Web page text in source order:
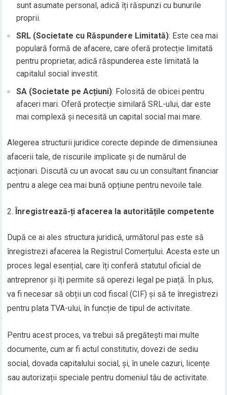
sunt asumate personal, adică îți răspunzi cu bunurile
proprii.
SRL (Societate cu Răspundere Limitată): Este cea mai
populară formă de afacere, care oferă protecție limitată
pentru proprietar, adică răspunderea este limitată la
capitalul social investit.
SA (Societate pe Acțiuni): Folosită de obicei pentru
afaceri mari. Oferă protecție similară SRL-ului, dar este
mai complexă și necesită un capital social mai mare.
Alegerea structurii juridice corecte depinde de dimensiunea
afacerii tale, de riscurile implicate și de numărul de
acționari. Discută cu un avocat sau cu un consultant financiar
pentru a alege cea mai bună opțiune pentru nevoile tale.
Înregistrează-ți afacerea la autoritățile competente
După ce ai ales structura juridică, următorul pas este să
înregistrezi afacerea la Registrul Comerțului. Acesta este un
proces legal esențial, care îți conferă statutul oficial de
antreprenor și îți permite să operezi legal pe piață. În plus,
va fi necesar să obții un cod fiscal (CIF) și să te înregistrezi
pentru plata TVA-ului, în funcție de tipul de activitate.
Pentru acest proces, va trebui să pregătești mai multe
documente, cum ar fi actul constitutiv, dovezi de sediu
social, dovada capitalului social, și, în unele cazuri, licențe
sau autorizații speciale pentru domeniul tău de activitate.